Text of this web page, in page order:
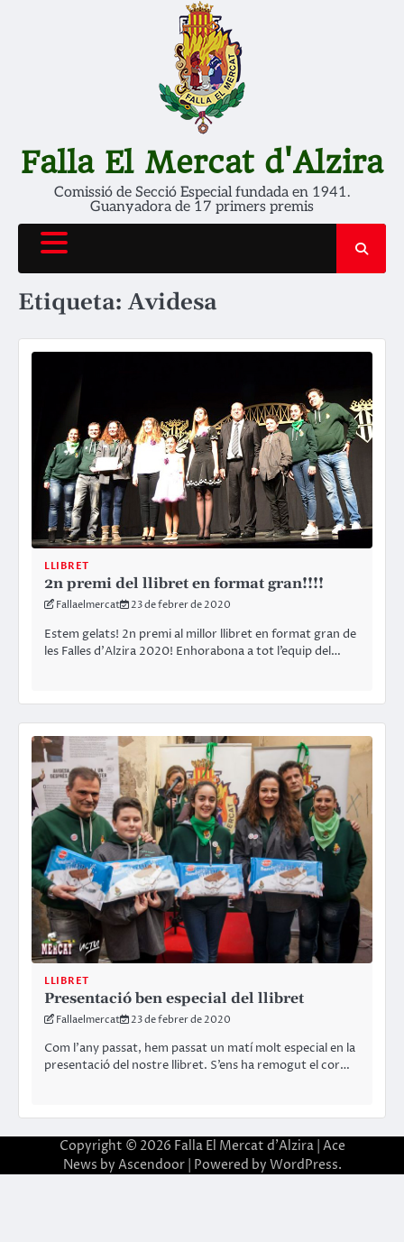
Falla El Mercat d'Alzira
Comissió de Secció Especial fundada en 1941.
Guanyadora de 17 primers premis
Etiqueta:Avidesa
LLIBRET
2n premi del llibret en format gran!!!!
Fallaelmercat 23 de febrer de 2020
Estem gelats! 2n premi al millor llibret en format gran de
les Falles d’Alzira 2020! Enhorabona a tot l’equip del…
LLIBRET
Presentació ben especial del llibret
Fallaelmercat 23 de febrer de 2020
Com l’any passat, hem passat un matí molt especial en la
presentació del nostre llibret. S’ens ha remogut el cor…
Copyright © 2026 Falla El Mercat d'Alzira| Ace
News by Ascendoor| Powered by WordPress.